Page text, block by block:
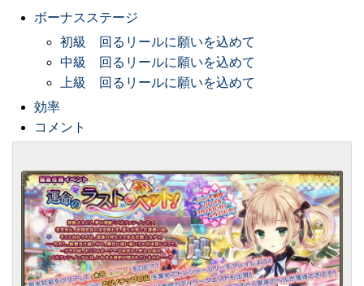
ボーナスステージ
初級 回るリールに願いを込めて
中級 回るリールに願いを込めて
上級 回るリールに願いを込めて
効率
コメント